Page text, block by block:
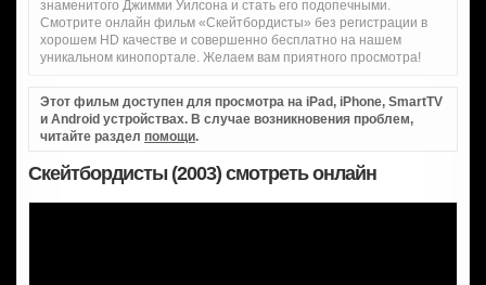
знаменитого Джимми Уилсона и стать его подопечными.
Смотрите онлайн фильм «Скейтбордисты» без регистрации в
хорошем HD качестве и совершенно бесплатно на нашем
уникальном кинопортале. Желаем вам приятного просмотра!
Этот фильм доступен для просмотра на iPad, iPhone, SmartTV
и Android устройствах. В случае возникновения проблем,
читайте раздел помощи.
Скейтбордисты (2003) смотреть онлайн